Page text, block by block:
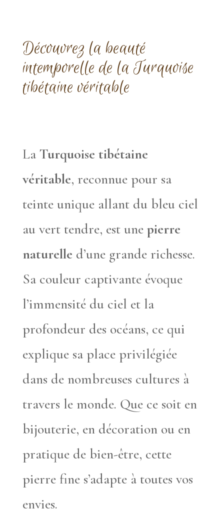
Découvrez la beauté
intemporelle de la Turquoise
tibétaine véritable
La Turquoise tibétaine
véritable, reconnue pour sa
teinte unique allant du bleu ciel
au vert tendre, est une pierre
naturelle d’une grande richesse.
Sa couleur captivante évoque
l’immensité du ciel et la
profondeur des océans, ce qui
explique sa place privilégiée
dans de nombreuses cultures à
travers le monde. Que ce soit en
bijouterie, en décoration ou en
pratique de bien-être, cette
pierre fine s’adapte à toutes vos
envies.